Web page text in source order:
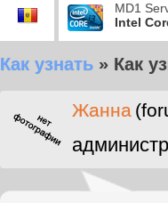
MD1
Intel
Как узнать » Как
Жанна